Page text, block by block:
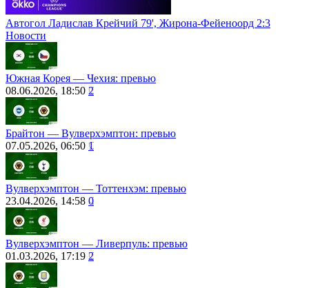
Автогол Ладислав Крейчий 79', Жирона-Фейеноорд 2:3
Новости
Южная Корея — Чехия: превью
08.06.2026, 18:50 2
Брайтон ― Вулверхэмптон: превью
07.05.2026, 06:50 1
Вулверхэмптон — Тоттенхэм: превью
23.04.2026, 14:58 0
Вулверхэмптон — Ливерпуль: превью
01.03.2026, 17:19 2